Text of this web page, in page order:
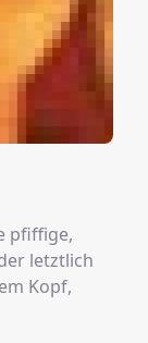
pfiffige,
letztlich
Kopf,